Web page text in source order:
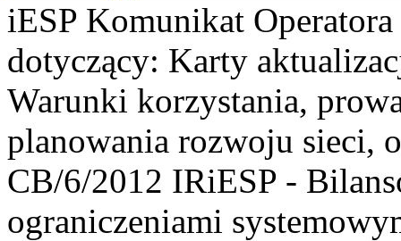
iESP Komunikat Operatora
dotyczący: Karty
Warunki korzystania,
planowania rozwoju sieci,
CB/6/2012 IRiESP -
ograniczeniami